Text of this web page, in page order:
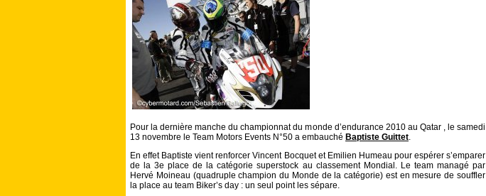
Pour la dernière manche du championnat du monde d’endurance 2010 au Qatar , le samedi
13 novembre le Team Motors Events N°50 a embauché Baptiste Guittet.
En effet Baptiste vient renforcer Vincent Bocquet et Emilien Humeau pour espérer s’emparer
de la 3e place de la catégorie superstock au classement Mondial. Le team managé par
Hervé Moineau (quadruple champion du Monde de la catégorie) est en mesure de souffler
la place au team Biker’s day : un seul point les sépare.